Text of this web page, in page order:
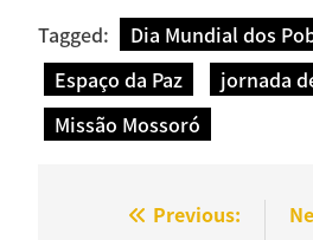
Tagged:
Dia Mundial dos
Espaço da Paz
jornada
Missão Mossoró
Navegação
Previous: